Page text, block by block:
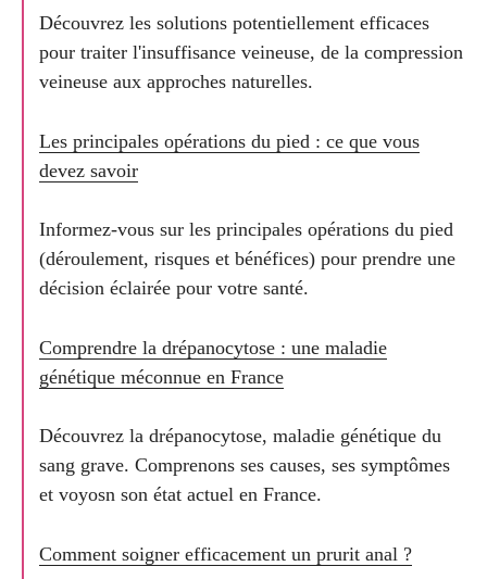
Découvrez les solutions potentiellement efficaces
pour traiter l'insuffisance veineuse, de la compression
veineuse aux approches naturelles.
Les principales opérations du pied : ce que vous
devez savoir
Informez-vous sur les principales opérations du pied
(déroulement, risques et bénéfices) pour prendre une
décision éclairée pour votre santé.
Comprendre la drépanocytose : une maladie
génétique méconnue en France
Découvrez la drépanocytose, maladie génétique du
sang grave. Comprenons ses causes, ses symptômes
et voyosn son état actuel en France.
Comment soigner efficacement un prurit anal ?